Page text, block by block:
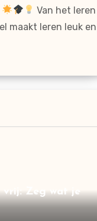
Van het leren
maakt leren leuk en
vrij: Zeg wat je